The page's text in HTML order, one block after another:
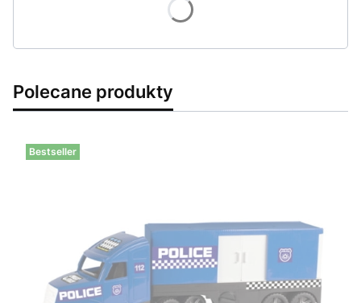
Polecane produkty
Bestseller